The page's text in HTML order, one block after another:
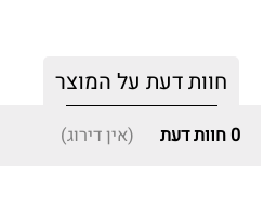
חוות דעת על המוצר
0 חוות דעת (אין דירוג)